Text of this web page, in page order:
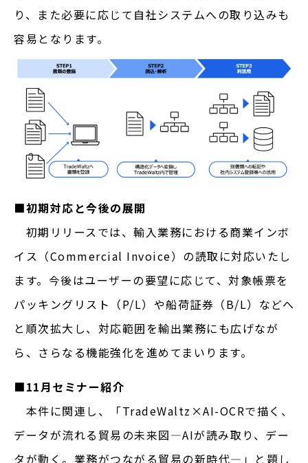
り、また必要に応じて自社システムへの取り込みも
容易となります。
■初期対応と今後の展開
初期リリースでは、輸入業務における商業インボ
イス（Commercial Invoice）の読取に対応いたし
ます。今後はユーザーの要望に応じて、対象帳票を
パッキングリスト（P/L）や船荷証券（B/L）などへ
と順次拡大し、対応範囲を輸出業務にも広げなが
ら、さらなる機能強化を進めてまいります。
■11月セミナー紹介
本件に関連し、「TradeWaltz×AI-OCRで描く、
データが流れる貿易の未来図―AIが読み取り、 デー
タが動く。業務がつながる貿易の新時代―」と題し